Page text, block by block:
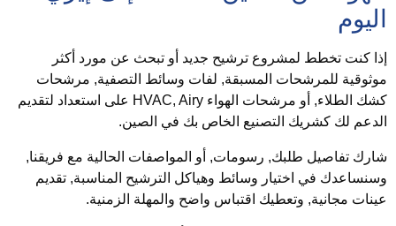
كنت تخطط لمشروع ترشيح جديد أو تبحث عن مورد أكثر
للمرشحات المسبقة, لفات وسائط التصفية, مرشحات
كشك الطلاء, أو مرشحات الهواء HVAC, Airy على استعداد لتقديم
لك كشريك التصنيع الخاص بك في الصين.
تفاصيل طلبك, رسومات, أو المواصفات الحالية مع فريقنا,
في اختيار وسائط وهياكل الترشيح المناسبة, تقديم
مجانية, وتعطيك اقتباس واضح والمهلة الزمنية.